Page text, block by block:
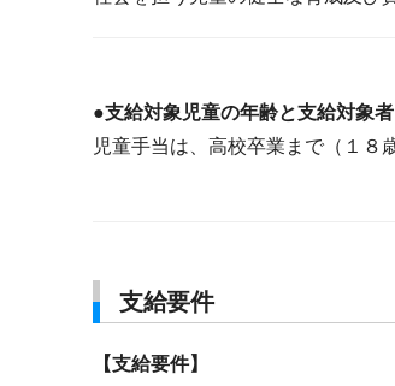
●支給対象児童の年齢と支給対象者
児童手当は、高校卒業まで（１８
支給要件
【支給要件】